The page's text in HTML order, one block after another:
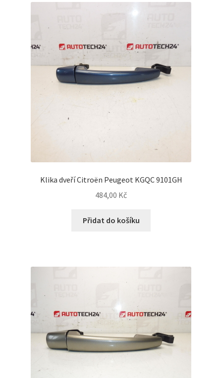
Obchodní podmínky
Ochrana osobních údajů
Reklamační formulář
Klika dveří Citroën Peugeot KGQC 9101GH
484,00 Kč
Přidat do košíku